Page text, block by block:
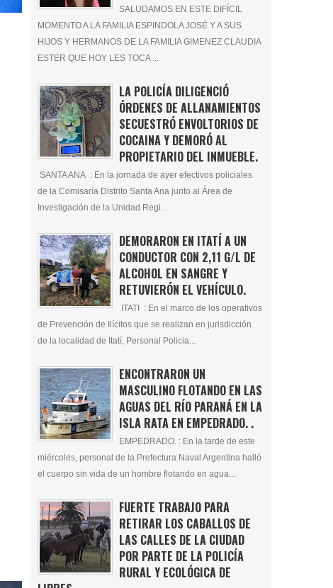
SALUDAMOS EN ESTE DIFÍCIL
MOMENTO A LA FAMILIA ESPINDOLA JOSÉ Y A SUS
HIJOS Y HERMANOS DE LA FAMILIA GIMENEZ CLAUDIA
ESTER QUE HOY LES TOCA ...
LA POLICÍA DILIGENCIÓ
ÓRDENES DE ALLANAMIENTOS
SECUESTRÓ ENVOLTORIOS DE
COCAINA Y DEMORÓ AL
PROPIETARIO DEL INMUEBLE.
SANTA ANA : En la jornada de ayer efectivos policiales
de la Comisaría Distrito Santa Ana junto al Área de
Investigación de la Unidad Regi...
DEMORARON EN ITATÍ A UN
CONDUCTOR CON 2,11 G/L DE
ALCOHOL EN SANGRE Y
RETUVIERÓN EL VEHÍCULO.
ITATI : En el marco de los operativos
de Prevención de Ilícitos que se realizan en jurisdicción
de la localidad de Itatí, Personal Policia...
ENCONTRARON UN
MASCULINO FLOTANDO EN LAS
AGUAS DEL RÍO PARANÁ EN LA
ISLA RATA EN EMPEDRADO. .
EMPEDRADO. : En la tarde de este
miércoles, personal de la Prefectura Naval Argentina halló
el cuerpo sin vida de un hombre flotando en agua...
FUERTE TRABAJO PARA
RETIRAR LOS CABALLOS DE
LAS CALLES DE LA CIUDAD
POR PARTE DE LA POLICÍA
RURAL Y ECOLÓGICA DE